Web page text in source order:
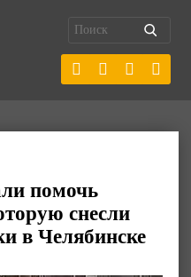
помочь
снесли
в Челябинске